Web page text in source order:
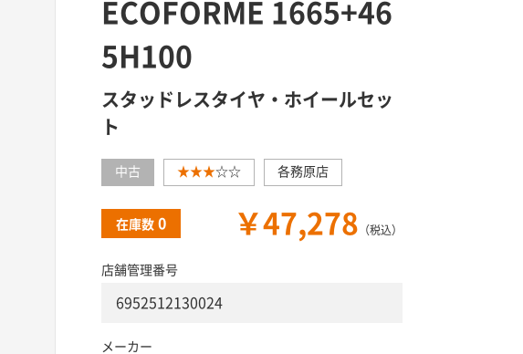
ECOFORME 1665+46
5H100
スタッドレスタイヤ・ホイールセッ
ト
中古 ★★★☆☆ 各務原店
在庫数 0 ￥47,278 （税込）
店舗管理番号
6952512130024
メーカー